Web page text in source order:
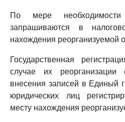
По мере
запрашиваются в
нахождения реорганизуемой
Государственная
случае их реорганизации
внесения записей в Единый
юридических лиц
месту нахождения